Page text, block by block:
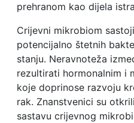
prehranom kao dijela
Crijevni mikrobiom
potencijalno štetnih
stanju. Neravnoteža
rezultirati hormonalnim i
koje doprinose razvoju
rak. Znanstvenici su
sastavu crijevnog